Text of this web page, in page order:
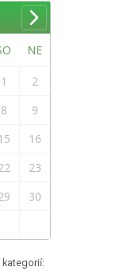
NE
1
2
8
9
16
23
30